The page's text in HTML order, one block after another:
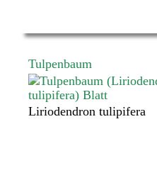
Tulpenbaum
Liriodendron tulipifera